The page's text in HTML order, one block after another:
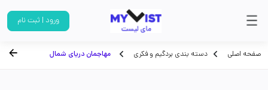
ورود | ثبت نام
صفحه اصلی دسته بندی بردگیم و فکری مهاجمان دریای شمال